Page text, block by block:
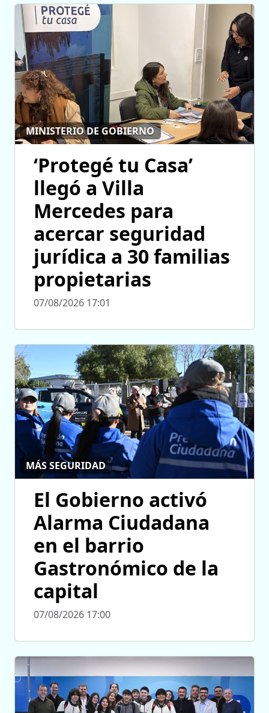
MINISTERIO DE GOBIERNO
‘Protegé tu Casa’
llegó a Villa
Mercedes para
acercar seguridad
jurídica a 30 familias
propietarias
07/08/2026 17:01
MÁS SEGURIDAD
El Gobierno activó
Alarma Ciudadana
en el barrio
Gastronómico de la
capital
07/08/2026 17:00